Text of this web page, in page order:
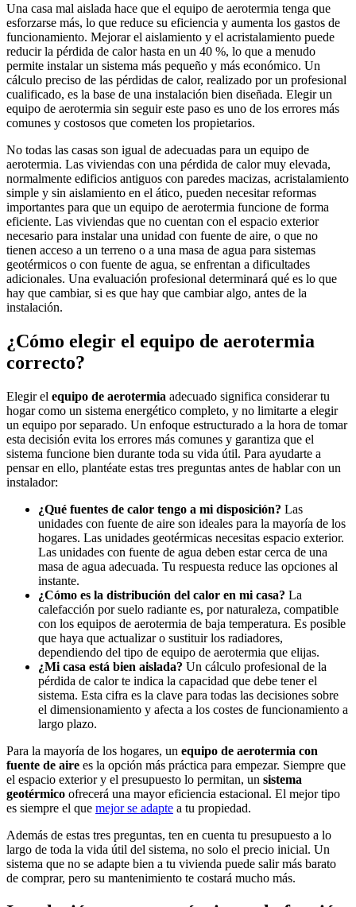
Una casa mal aislada hace que el equipo de aerotermia tenga que
esforzarse más, lo que reduce su eficiencia y aumenta los gastos de
funcionamiento. Mejorar el aislamiento y el acristalamiento puede
reducir la pérdida de calor hasta en un 40 %, lo que a menudo
permite instalar un sistema más pequeño y más económico. Un
cálculo preciso de las pérdidas de calor, realizado por un profesional
cualificado, es la base de una instalación bien diseñada. Elegir un
equipo de aerotermia sin seguir este paso es uno de los errores más
comunes y costosos que cometen los propietarios.
No todas las casas son igual de adecuadas para un equipo de
aerotermia. Las viviendas con una pérdida de calor muy elevada,
normalmente edificios antiguos con paredes macizas, acristalamiento
simple y sin aislamiento en el ático, pueden necesitar reformas
importantes para que un equipo de aerotermia funcione de forma
eficiente. Las viviendas que no cuentan con el espacio exterior
necesario para instalar una unidad con fuente de aire, o que no
tienen acceso a un terreno o a una masa de agua para sistemas
geotérmicos o con fuente de agua, se enfrentan a dificultades
adicionales. Una evaluación profesional determinará qué es lo que
hay que cambiar, si es que hay que cambiar algo, antes de la
instalación.
¿Cómo elegir el equipo de aerotermia
correcto?
Elegir el equipo de aerotermia adecuado significa considerar tu
hogar como un sistema energético completo, y no limitarte a elegir
un equipo por separado. Un enfoque estructurado a la hora de tomar
esta decisión evita los errores más comunes y garantiza que el
sistema funcione bien durante toda su vida útil. Para ayudarte a
pensar en ello, plantéate estas tres preguntas antes de hablar con un
instalador:
¿Qué fuentes de calor tengo a mi disposición? Las
unidades con fuente de aire son ideales para la mayoría de los
hogares. Las unidades geotérmicas necesitas espacio exterior.
Las unidades con fuente de agua deben estar cerca de una
masa de agua adecuada. Tu respuesta reduce las opciones al
instante.
¿Cómo es la distribución del calor en mi casa? La
calefacción por suelo radiante es, por naturaleza, compatible
con los equipos de aerotermia de baja temperatura. Es posible
que haya que actualizar o sustituir los radiadores,
dependiendo del tipo de equipo de aerotermia que elijas.
¿Mi casa está bien aislada? Un cálculo profesional de la
pérdida de calor te indica la capacidad que debe tener el
sistema. Esta cifra es la clave para todas las decisiones sobre
el dimensionamiento y afecta a los costes de funcionamiento a
largo plazo.
Para la mayoría de los hogares, un equipo de aerotermia con
fuente de aire es la opción más práctica para empezar. Siempre que
el espacio exterior y el presupuesto lo permitan, un sistema
geotérmico ofrecerá una mayor eficiencia estacional. El mejor tipo
es siempre el que mejor se adapte a tu propiedad.
Además de estas tres preguntas, ten en cuenta tu presupuesto a lo
largo de toda la vida útil del sistema, no solo el precio inicial. Un
sistema que no se adapte bien a tu vivienda puede salir más barato
de comprar, pero su mantenimiento te costará mucho más.